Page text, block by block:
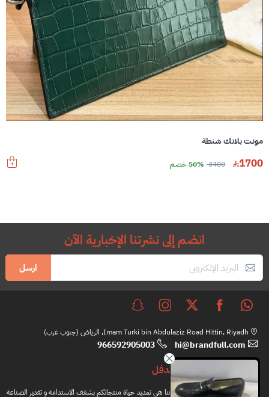
مونت بلانك شنطة
1700
3400 50% خصم
انضم إلى نشرتنا الإخبارية الآن
ارسل
Imam Turki bin Abdulaziz Road Hittin, Riyadh, الرياض (جنوب غرب)
hi@brandfull.com
966592905003
براندفل
مهمتنا هي تمديد حياة منتجاتكم بشغف الاستدامة و تقدير الصناعة